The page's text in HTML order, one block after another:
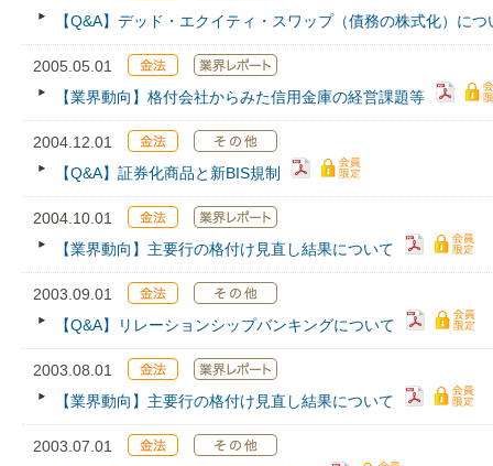
【Q&A】デッド・エクイティ・スワップ（債務の株式化）につ
2005.05.01
【業界動向】格付会社からみた信用金庫の経営課題等
2004.12.01
【Q&A】証券化商品と新BIS規制
2004.10.01
【業界動向】主要行の格付け見直し結果について
2003.09.01
【Q&A】リレーションシップバンキングについて
2003.08.01
【業界動向】主要行の格付け見直し結果について
2003.07.01